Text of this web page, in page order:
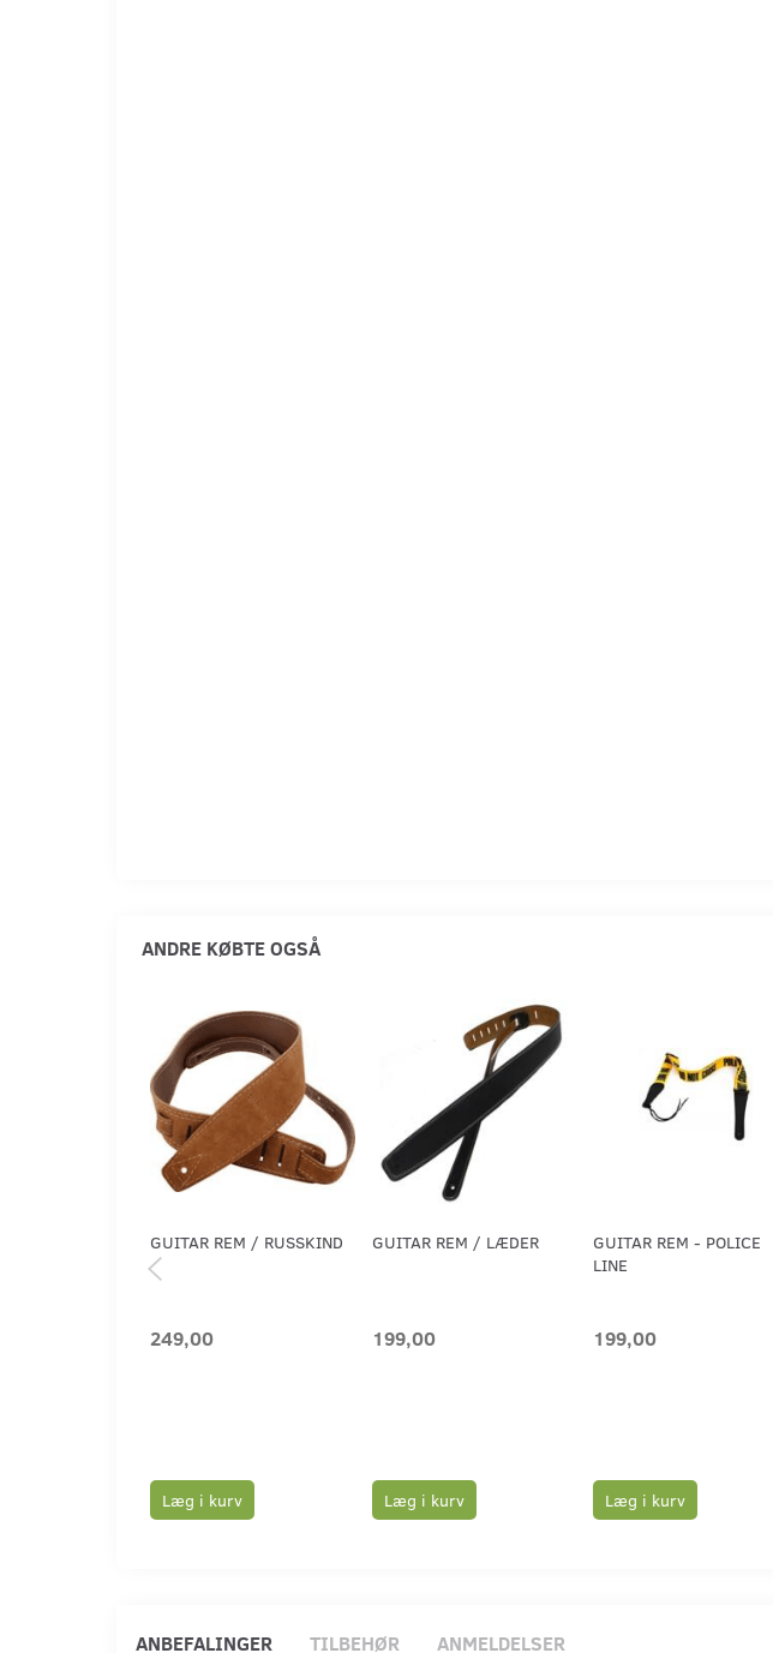
ANDRE KØBTE OGSÅ
GUITAR REM / RUSSKIND
249,00
Læg i kurv
GUITAR REM / LÆDER
199,00
Læg i kurv
GUITAR REM - POLICE
LINE
199,00
Læg i kurv
ANBEFALINGER TILBEHØR ANMELDELSER